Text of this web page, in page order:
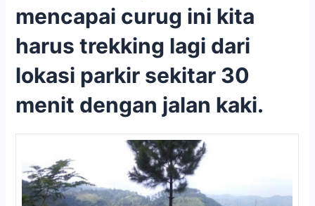
mencapai curug ini kita
harus trekking lagi dari
lokasi parkir sekitar 30
menit dengan jalan kaki.